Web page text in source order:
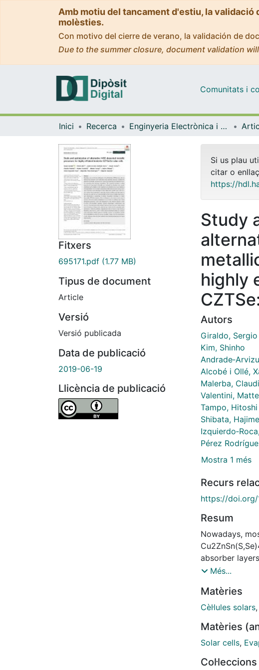
Amb motiu del tancament d'estiu, la
molèsties.
Con motivo del cierre de verano, la validación de
Due to the summer closure, document validation
Comunitats i
Inici Recerca Enginyeria Electrònica i Biomèdica
Fitxers
695171.pdf (1.77 MB)
Tipus de document
Article
Versió
Versió publicada
Data de publicació
2019-06-19
Llicència de publicació
Si us plau
citar o
https://
Study
highly
Autors
Giraldo, Sergio
Kim, Shinho
Alcobé i Ollé,
Malerba,
Valentini,
Tampo, Hitoshi
Shibata, Hajime
Pérez
Mostra 1 més
Recurs
https://doi.org/
Resum
Nowadays,
absorber
including the
under
widely known
nucleation, or
leading to
could have
Més...
Matèries
Cèl·lules solars,
Matèries
Solar cells,
Col·leccions